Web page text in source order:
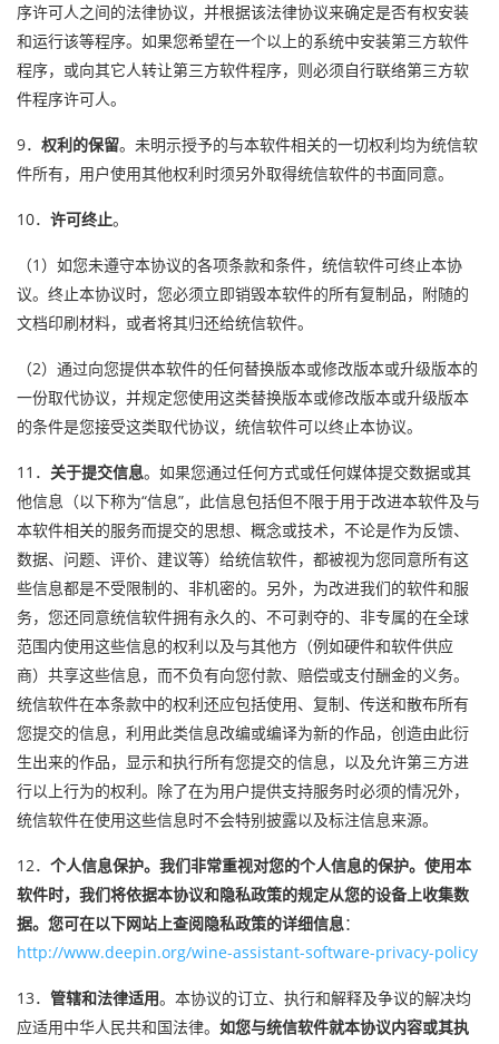
序许可人之间的法律协议，并根据该法律协议来确定是否有权安装
和运行该等程序。如果您希望在一个以上的系统中安装第三方软件
程序，或向其它人转让第三方软件程序，则必须自行联络第三方软
件程序许可人。
9． 权利的保留。未明示授予的与本软件相关的一切权利均为统信软
件所有，用户使用其他权利时须另外取得统信软件的书面同意。
10． 许可终止。
（1）如您未遵守本协议的各项条款和条件，统信软件可终止本协
议。终止本协议时，您必须立即销毁本软件的所有复制品，附随的
文档印刷材料，或者将其归还给统信软件。
（2）通过向您提供本软件的任何替换版本或修改版本或升级版本的
一份取代协议，并规定您使用这类替换版本或修改版本或升级版本
的条件是您接受这类取代协议，统信软件可以终止本协议。
11． 关于提交信息。如果您通过任何方式或任何媒体提交数据或其
他信息（以下称为“信息”，此信息包括但不限于用于改进本软件及与
本软件相关的服务而提交的思想、概念或技术，不论是作为反馈、
数据、问题、评价、建议等）给统信软件，都被视为您同意所有这
些信息都是不受限制的、非机密的。另外，为改进我们的软件和服
务，您还同意统信软件拥有永久的、不可剥夺的、非专属的在全球
范围内使用这些信息的权利以及与其他方（例如硬件和软件供应
商）共享这些信息，而不负有向您付款、赔偿或支付酬金的义务。
统信软件在本条款中的权利还应包括使用、复制、传送和散布所有
您提交的信息，利用此类信息改编或编译为新的作品，创造由此衍
生出来的作品，显示和执行所有您提交的信息，以及允许第三方进
行以上行为的权利。除了在为用户提供支持服务时必须的情况外，
统信软件在使用这些信息时不会特别披露以及标注信息来源。
12． 个人信息保护。我们非常重视对您的个人信息的保护。使用本
软件时，我们将依据本协议和隐私政策的规定从您的设备上收集数
据。您可在以下网站上查阅隐私政策的详细信息：
http://www.deepin.org/wine-assistant-software-privacy-policy
13． 管辖和法律适用。本协议的订立、执行和解释及争议的解决均
应适用中华人民共和国法律。 如您与统信软件就本协议内容或其执